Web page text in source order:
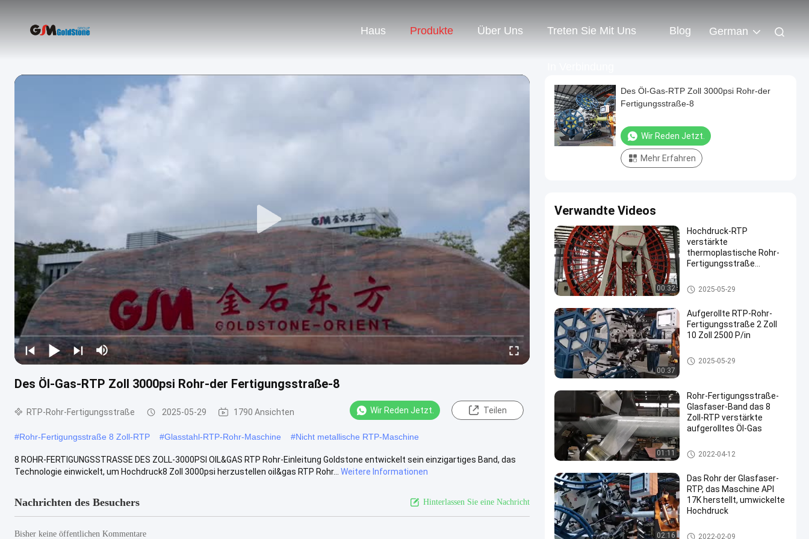
Haus Produkte Über Uns Treten Sie Mit Uns Blog German
Des Öl-Gas-RTP Zoll 3000psi Rohr-der Fertigungsstraße-8
RTP-Rohr-Fertigungsstraße 2025-05-29 1790 Ansichten Wir Reden Jetzt. Teilen
#Rohr-Fertigungsstraße 8 Zoll-RTP #Glasstahl-RTP-Rohr-Maschine #Nicht metallische RTP-Maschine
8 ROHR-FERTIGUNGSSTRASSE DES ZOLL-3000PSI OIL&GAS RTP Rohr-Einleitung Goldstone entwickelt sein einzigartiges Band, das
Technologie einwickelt, um Hochdruck8 Zoll 3000psi herzustellen oil&gas RTP Rohr...
Weitere Informationen
Nachrichten des Besuchers Hinterlassen Sie eine Nachricht
Bisher keine öffentlichen Kommentare
Des Öl-Gas-RTP Zoll 3000psi Rohr-der
Fertigungsstraße-8
Wir Reden Jetzt.
Mehr Erfahren
Verwandte Videos
00:32
Hochdruck-RTP
verstärkte
thermoplastische Rohr-
Fertigungsstraße
RTP-Rohr-Fertigungsstraße
2025-05-29
00:37
Aufgerollte RTP-Rohr-
Fertigungsstraße 2 Zoll
10 Zoll 2500 P/in
RTP-Rohr-Fertigungsstraße
2025-05-29
01:11
Rohr-Fertigungsstraße-
Glasfaser-Band das 8
Zoll-RTP verstärkte
aufgerolltes Öl-Gas
RTP-Rohr-Fertigungsstraße
2022-04-12
02:16
Das Rohr der Glasfaser-
RTP, das Maschine API
17K herstellt, umwickelte
Hochdruck
RTP-Rohr-Fertigungsstraße
2022-02-09